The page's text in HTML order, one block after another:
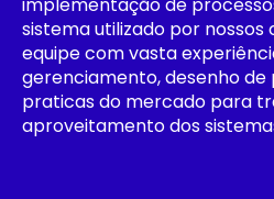
sistema utilizado por
equipe com vasta
gerenciamento, desenho
praticas do mercado para
aproveitamento dos